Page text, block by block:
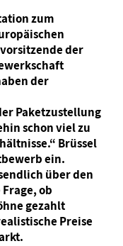
zum
der
der
Paketzustellung
schon viel zu
Brüssel
ein.
über den
ob
gezahlt
Preise